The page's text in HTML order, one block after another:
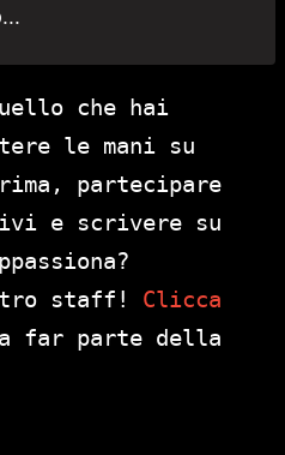
che hai
le mani su
partecipare
e scrivere su
staff! Clicca
far parte della